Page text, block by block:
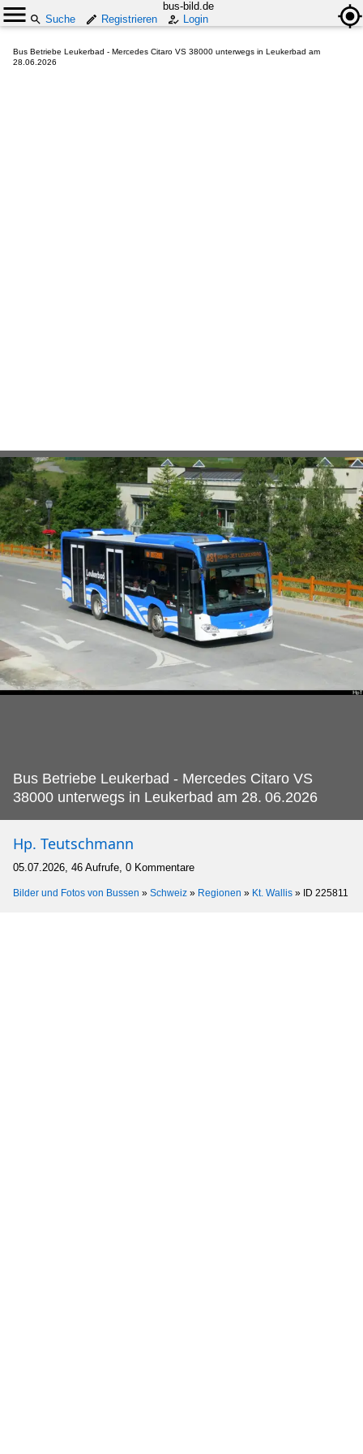
bus-bild.de
Suche
Registrieren Login
Bus Betriebe Leukerbad - Mercedes Citaro VS 38000 unterwegs in Leukerbad am
28.06.2026
Bus Betriebe Leukerbad - Mercedes Citaro VS
38000 unterwegs in Leukerbad am 28. 06.2026
Hp. Teutschmann
05.07.2026, 46 Aufrufe, 0 Kommentare
Bilder und Fotos von Bussen » Schweiz » Regionen » Kt. Wallis » ID 225811